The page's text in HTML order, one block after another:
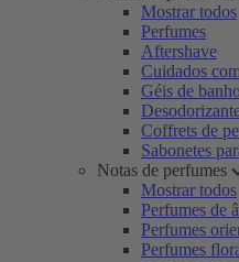
Mostrar todos
Perfumes
Aftershave
Cuidados
Géis de
Coffrets de
Sabonetes
Notas de perfumes
Mostrar todos
Perfumes de
Perfumes
Perfumes